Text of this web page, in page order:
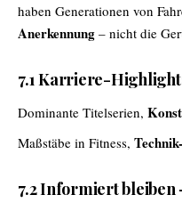
haben Generationen von
Anerkennung – nicht die
7.1 Karriere-
Dominante Titelserien,
Maßstäbe in Fitness,
7.2 Informiert bleiben